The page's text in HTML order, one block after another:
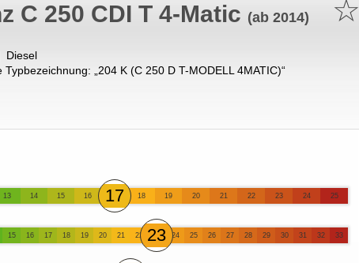
☆
C 250 CDI T 4-Matic (ab 2014)
Diesel
„ 204 K (C 250 D T-MODELL 4MATIC)“
13 14 15 16 17 18 19 20 21 22 23 24 25
15 16 17 18 19 20 21 22 23 24 25 26 27 28 29 30 31 32 33